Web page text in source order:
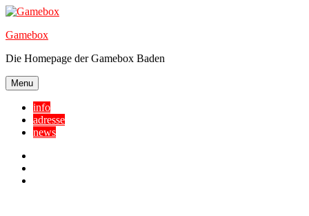
Skip
content
Gamebox
Die Homepage der Gamebox Baden
Menu
info
adresse
news